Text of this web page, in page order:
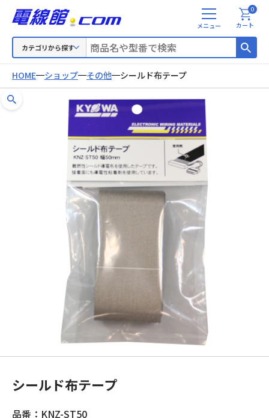
カテゴリから探す
メ
ニ
カート
0
HOME ショップ その他 シールド布テープ
シールド布テープ
品番：KNZ-ST50